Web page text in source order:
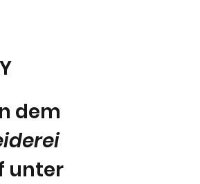
dem
unter